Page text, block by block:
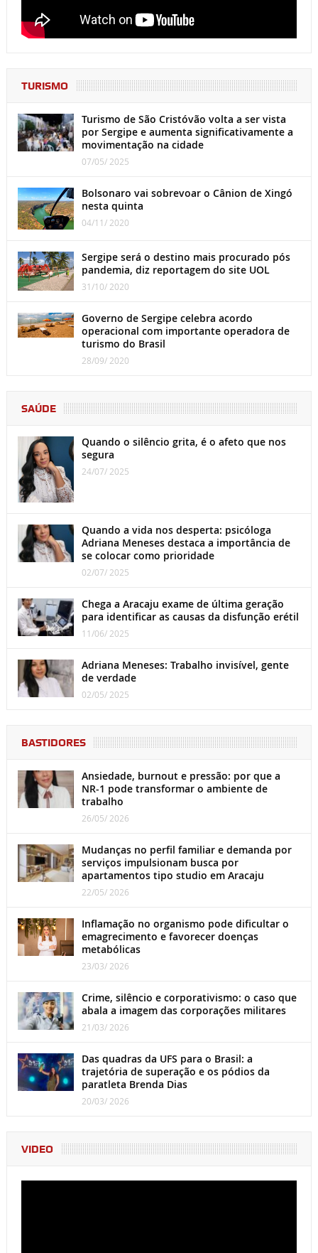
TURISMO
Turismo de São Cristóvão volta a ser vista
por Sergipe e aumenta significativamente a
movimentação na cidade
07/05/ 2025
Bolsonaro vai sobrevoar o Cânion de Xingó
nesta quinta
04/11/ 2020
Sergipe será o destino mais procurado pós
pandemia, diz reportagem do site UOL
31/10/ 2020
Governo de Sergipe celebra acordo
operacional com importante operadora de
turismo do Brasil
28/09/ 2020
SAÚDE
Quando o silêncio grita, é o afeto que nos
segura
24/07/ 2025
Quando a vida nos desperta: psicóloga
Adriana Meneses destaca a importância de
se colocar como prioridade
02/07/ 2025
Chega a Aracaju exame de última geração
para identificar as causas da disfunção erétil
11/06/ 2025
Adriana Meneses: Trabalho invisível, gente
de verdade
02/05/ 2025
BASTIDORES
Ansiedade, burnout e pressão: por que a
NR-1 pode transformar o ambiente de
trabalho
26/05/ 2026
Mudanças no perfil familiar e demanda por
serviços impulsionam busca por
apartamentos tipo studio em Aracaju
22/05/ 2026
Inflamação no organismo pode dificultar o
emagrecimento e favorecer doenças
metabólicas
23/03/ 2026
Crime, silêncio e corporativismo: o caso que
abala a imagem das corporações militares
21/03/ 2026
Das quadras da UFS para o Brasil: a
trajetória de superação e os pódios da
paratleta Brenda Dias
20/03/ 2026
VIDEO